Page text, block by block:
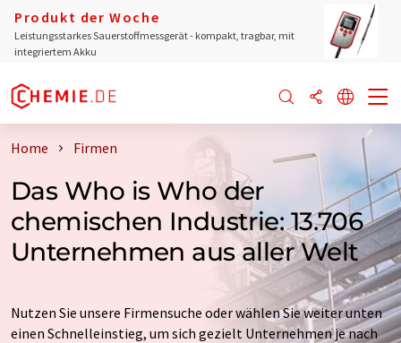
Produkt der Woche
Leistungsstarkes Sauerstoffmessgerät - kompakt, tragbar, mit
integriertem Akku
Home Firmen
Das Who is Who der
chemischen Industrie: 13.706
Unternehmen aus aller Welt
Nutzen Sie unsere Firmensuche oder wählen Sie weiter unten
einen Schnelleinstieg, um sich gezielt Unternehmen je nach